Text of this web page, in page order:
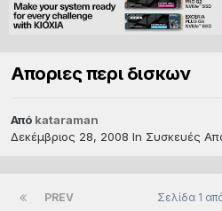
Αποριες περι δισκων
Από kataraman
Δεκέμβριος 28, 2008 In Συσκευές
PREV Σελίδα 1